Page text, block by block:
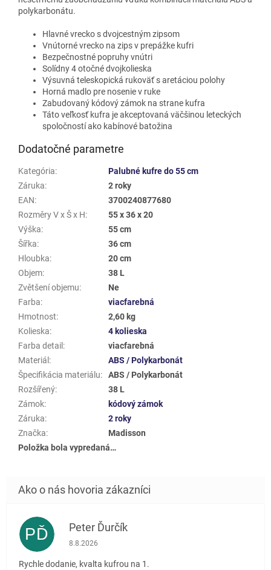
polykarbonátu.
Hlavné vrecko s dvojcestným zipsom
Vnútorné vrecko na zips v prepážke kufri
Bezpečnostné popruhy vnútri
Solídny 4 otočné dvojkolieska
Výsuvná teleskopická rukoväť s aretáciou polohy
Horná madlo pre nosenie v ruke
Zabudovaný kódový zámok na strane kufra
Táto veľkosť kufra je akceptovaná väčšinou leteckých
spoločností ako kabínové batožina
Dodatočné parametre
Kategória:
Palubné kufre do 55 cm
Záruka:
2 roky
EAN:
3700240877680
Rozměry V x Š x H:
55 x 36 x 20
Výška:
55 cm
Šířka:
36 cm
Hloubka:
20 cm
Objem:
38 L
Zvětšení objemu:
Ne
Farba:
viacfarebná
Hmotnost:
2,60 kg
Kolieska:
4 kolieska
Farba detail :
viacfarebná
Materiál :
ABS / Polykarbonát
Špecifikácia materiálu:
ABS / Polykarbonát
Rozšířený:
38 L
Zámok:
kódový zámok
Záruka:
2 roky
Značka:
Madisson
Položka bola vypredaná…
PĎ Peter Ďurčík
Hodnotenie obchodu je 5 z 5 hviezdičiek.
8.8.2026
Rychle dodanie, kvalta kufrou na 1.